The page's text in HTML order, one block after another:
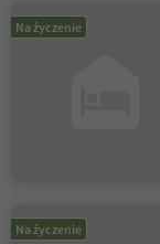
Na życzenie
Na życzenie